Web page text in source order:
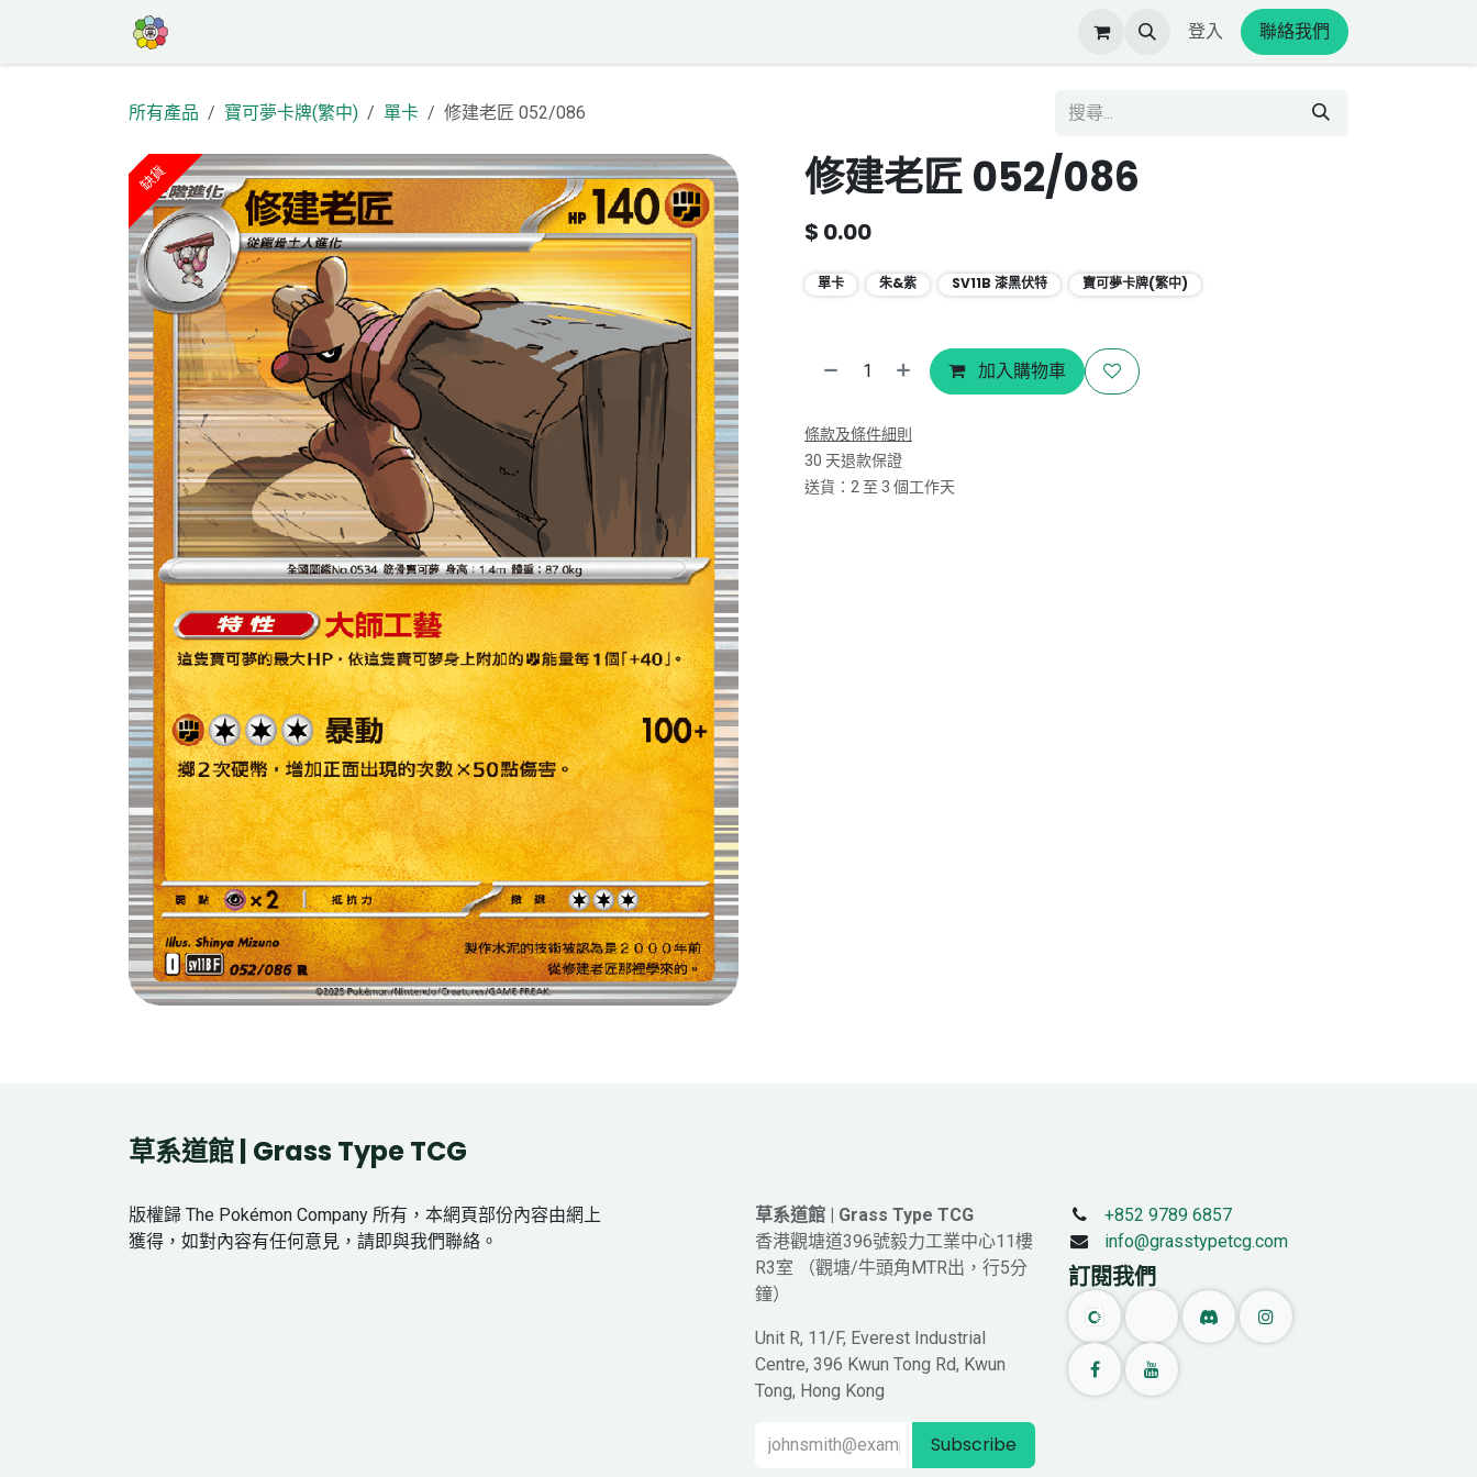
登入 聯絡我們
所有產品 寶可夢卡牌(繁中) 單卡 修建老匠 052/086
缺貨 修建老匠 052/086
$ 0.00
單卡 朱&紫 SV11B 漆黑伏特 寶可夢卡牌(繁中)
加入購物車
條款及條件細則
30 天退款保證
送貨：2 至 3 個工作天
草系道館 | Grass Type TCG
版權歸 The Pokémon Company 所有，本網頁部份內容由網上
獲得，如對內容有任何意見，請即與我們聯絡。
草系道館 | Grass Type TCG
香港觀塘道396號毅力工業中心11樓
R3室 （觀塘/牛頭角MTR出，行5分
鐘）
Unit R, 11/F, Everest Industrial
Centre, 396 Kwun Tong Rd, Kwun
Tong, Hong Kong
Subscribe
+852 9789 6857
info@grasstypetcg.com
訂閱我們